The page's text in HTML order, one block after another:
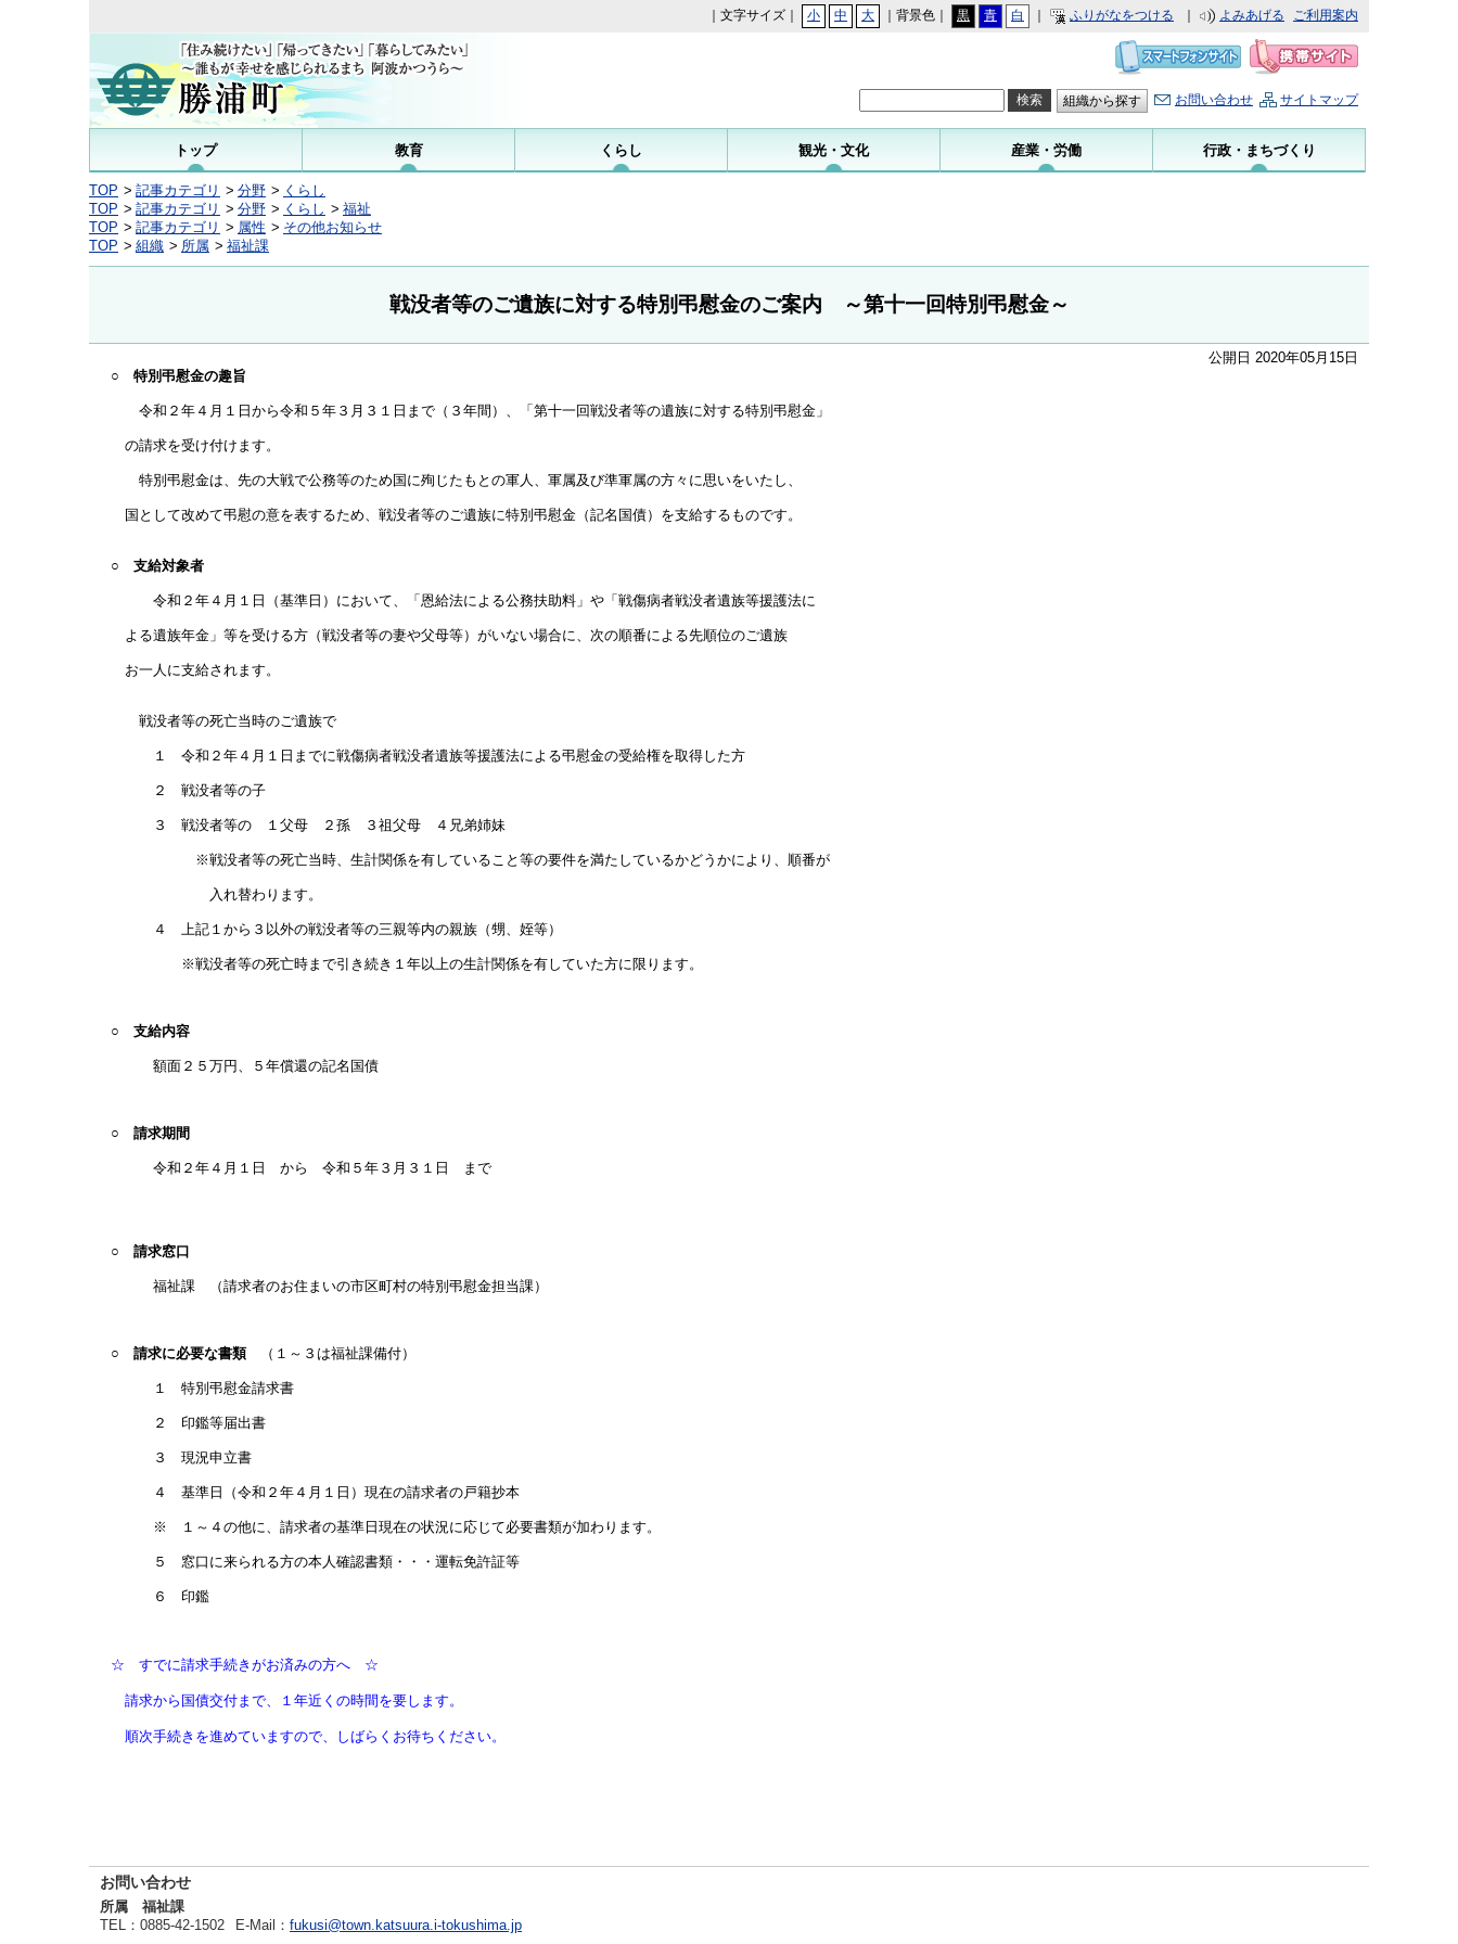
｜文字サイズ｜ 小 中 大 ｜背景色｜ 黒 青 白 ふりがなをつける よみあげる ご利用案内
組織から探す お問い合わせ サイトマップ
トップ 教育 くらし 観光・文化 産業・労働 行政・まちづくり
TOP 記事カテゴリ 分野
くらし
TOP
記事カテゴリ 分野 くらし
福祉
TOP
記事カテゴリ 属性
その他お知らせ
TOP
組織 所属 福祉課
戦没者等のご遺族に対する特別弔慰金のご案内 ～第十一回特別弔慰金～
公開日 2020年05月15日
○ 特別弔慰金の趣旨
令和２年４月１日から令和５年３月３１日まで（３年間）、「第十一回戦没者等の遺族に対する特別弔慰金」
の請求を受け付けます。
特別弔慰金は、先の大戦で公務等のため国に殉じたもとの軍人、軍属及び準軍属の方々に思いをいたし、
国として改めて弔慰の意を表するため、戦没者等のご遺族に特別弔慰金（記名国債）を支給するものです。
○ 支給対象者
令和２年４月１日（基準日）において、「恩給法による公務扶助料」や「戦傷病者戦没者遺族等援護法に
よる遺族年金」等を受ける方（戦没者等の妻や父母等）がいない場合に、次の順番による先順位のご遺族
お一人に支給されます。
戦没者等の死亡当時のご遺族で
１ 令和２年４月１日までに戦傷病者戦没者遺族等援護法による弔慰金の受給権を取得した方
２ 戦没者等の子
３ 戦没者等の １父母 ２孫 ３祖父母 ４兄弟姉妹
※戦没者等の死亡当時、生計関係を有していること等の要件を満たしているかどうかにより、順番が
入れ替わります。
４ 上記１から３以外の戦没者等の三親等内の親族（甥、姪等）
※戦没者等の死亡時まで引き続き１年以上の生計関係を有していた方に限ります。
○ 支給内容
額面２５万円、５年償還の記名国債
○ 請求期間
令和２年４月１日 から 令和５年３月３１日 まで
○ 請求窓口
福祉課 （請求者のお住まいの市区町村の特別弔慰金担当課）
○ 請求に必要な書類 （１～３は福祉課備付）
１ 特別弔慰金請求書
２ 印鑑等届出書
３ 現況申立書
４ 基準日（令和２年４月１日）現在の請求者の戸籍抄本
※ １～４の他に、請求者の基準日現在の状況に応じて必要書類が加わります。
５ 窓口に来られる方の本人確認書類・・・運転免許証等
６ 印鑑
☆ すでに請求手続きがお済みの方へ ☆
請求から国債交付まで、１年近くの時間を要します。
順次手続きを進めていますので、しばらくお待ちください。
お問い合わせ
所属 福祉課
TEL ：0885-42-1502 E-Mail ： fukusi@town.katsuura.i-tokushima.jp